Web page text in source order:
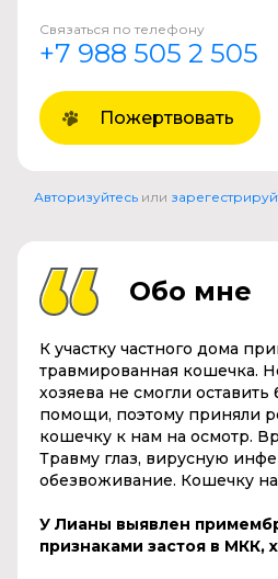
Связаться по телефону
+7 988 505 2 505
Пожертвовать
Авторизуйтесь или
Обо мне
К участку частного дома
травмированная кошечка.
хозяева не смогли
помощи, поэтому приняли
кошечку к нам на осмотр.
Травму глаз, вирусную
обезвоживание. Кошечку
У Лианы выявлен
признаками застоя в МКК,